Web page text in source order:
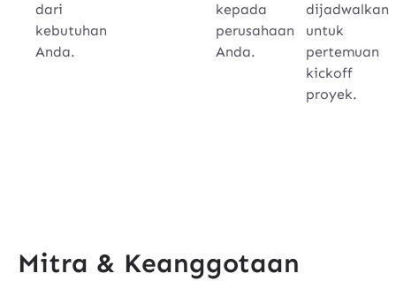
dari
kebutuhan
Anda.
kepada
perusahaan
Anda.
dijadwalkan
untuk
pertemuan
kickoff
proyek.
Mitra & Keanggotaan